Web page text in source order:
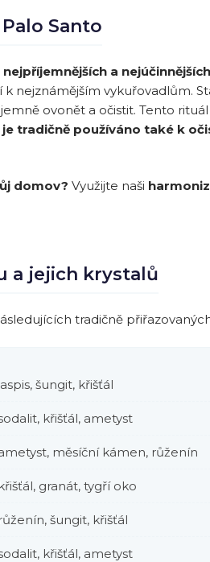
Santo
a
nejznámějším vykuřovadlům.
ovonět a očistit. Tento rituál
je tradičně používáno také k
domov? Využijte naši
a jejich krystalů
tradičně
šungit, křišťál
křišťál, ametyst
měsíční kámen, růženín
granát, tygří oko
šungit, křišťál
křišťál, ametyst